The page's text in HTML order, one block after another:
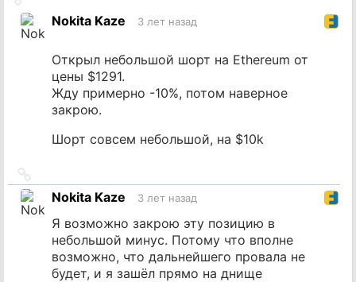
на
источникNokita Kaze 3 лет назад
Открыл небольшой шорт на Ethereum от
цены $1291.
Жду примерно -10%, потом наверное
закрою.
Шорт совсем небольшой, на $10k
на
источник
Nokita Kaze 3 лет назад
Я возможно закрою эту позицию в
небольшой минус. Потому что вполне
возможно, что дальнейшего провала не
будет, и я зашёл прямо на днище